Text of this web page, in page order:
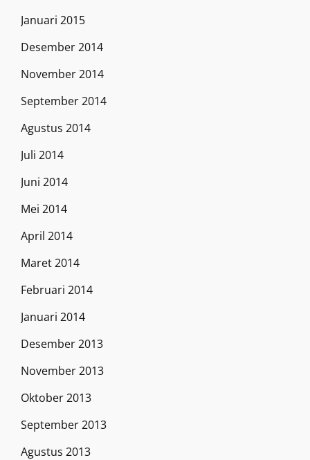
Januari 2015
Desember 2014
November 2014
September 2014
Agustus 2014
Juli 2014
Juni 2014
Mei 2014
April 2014
Maret 2014
Februari 2014
Januari 2014
Desember 2013
November 2013
Oktober 2013
September 2013
Agustus 2013